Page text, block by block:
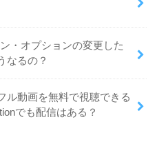
・オプションの変更した
なるの？
ル動画を無料で視聴できる
でも配信はある？